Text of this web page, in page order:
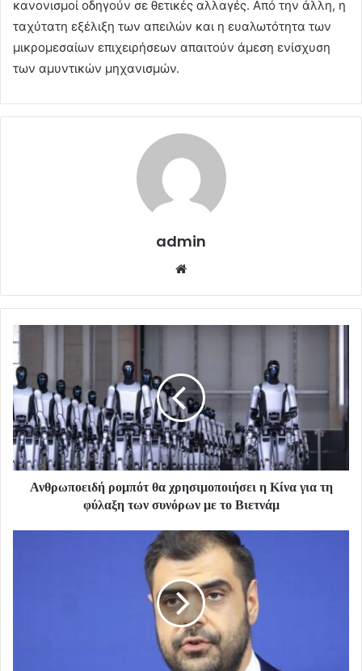
κανονισμοί οδηγούν σε θετικές αλλαγές. Από την άλλη, η
ταχύτατη εξέλιξη των απειλών και η ευαλωτότητα των
μικρομεσαίων επιχειρήσεων απαιτούν άμεση ενίσχυση
των αμυντικών μηχανισμών.
admin
Ανθρωποειδή ρομπότ θα χρησιμοποιήσει η Κίνα για τη
φύλαξη των συνόρων με το Βιετνάμ